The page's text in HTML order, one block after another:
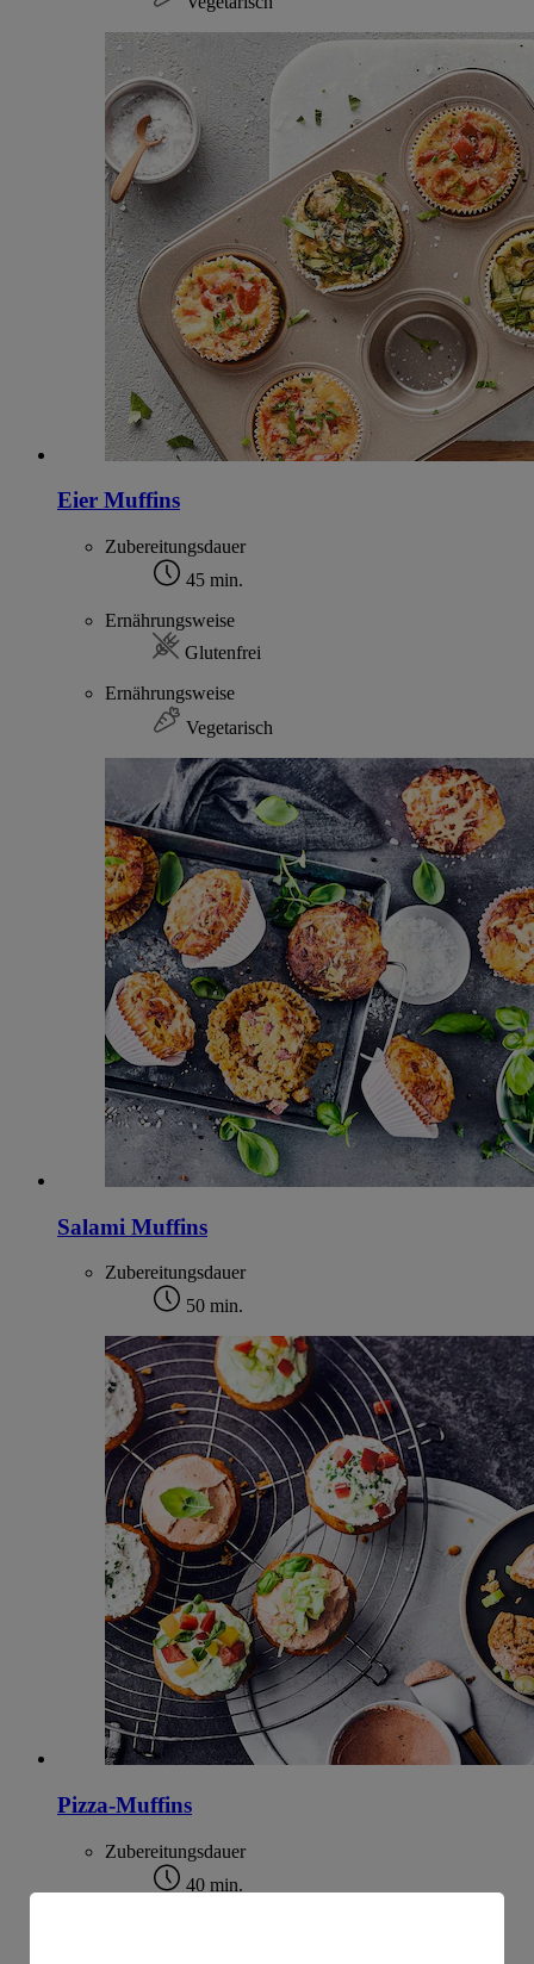
Eier Muffins
Zubereitungsdauer
45 min.
Ernährungsweise
Glutenfrei
Ernährungsweise
Vegetarisch
Salami Muffins
Zubereitungsdauer
50 min.
Pizza-Muffins
Zubereitungsdauer
40 min.